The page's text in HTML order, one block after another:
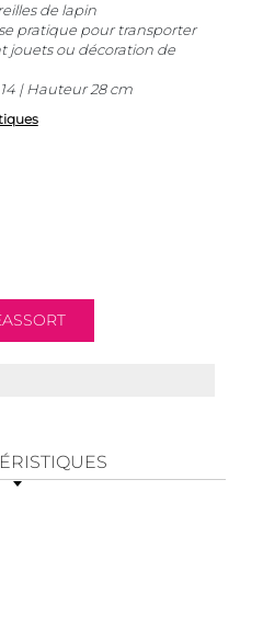
de lapin
pratique pour transporter
jouets ou décoration de
| Hauteur 28 cm